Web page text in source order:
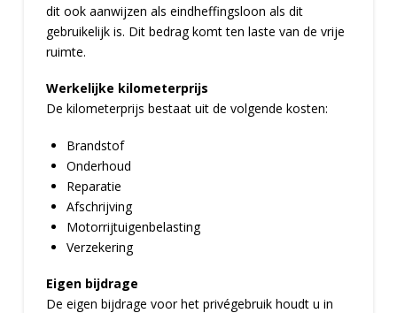
dit ook aanwijzen als eindheffingsloon als dit
gebruikelijk is. Dit bedrag komt ten laste van de vrije
ruimte.
Werkelijke kilometerprijs
De kilometerprijs bestaat uit de volgende kosten:
Brandstof
Onderhoud
Reparatie
Afschrijving
Motorrijtuigenbelasting
Verzekering
Eigen bijdrage
De eigen bijdrage voor het privégebruik houdt u in